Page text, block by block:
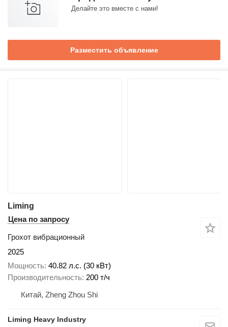
Делайте это вместе с нами!
Разместить объявление
Liming
Цена по запросу
Грохот вибрационный
2025
Мощность 40.82 л.с. (30 кВт)
Производительность 200 т/ч
Китай, Zheng Zhou Shi
Liming Heavy Industry